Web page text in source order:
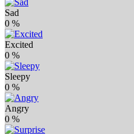
Sad
0 %
Excited
0 %
Sleepy
0 %
Angry
0 %